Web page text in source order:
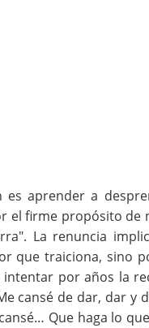
es aprender a
el firme propósito
La renuncia
que traiciona, sino
intentar por años la
cansé de dar, dar y
Que haga lo